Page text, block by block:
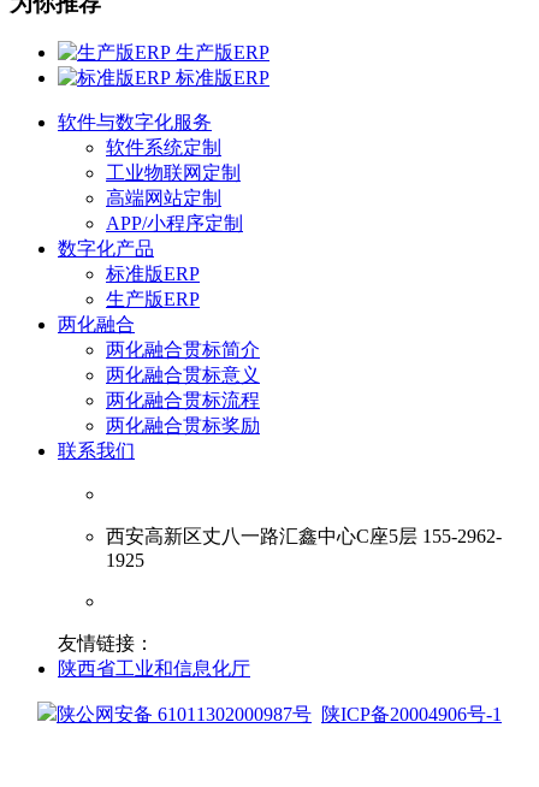
生产版ERP
标准版ERP
软件与数字化服务
软件系统定制
工业物联网定制
高端网站定制
APP/小程序定制
数字化产品
标准版ERP
生产版ERP
两化融合
两化融合贯标简介
两化融合贯标意义
两化融合贯标流程
两化融合贯标奖励
联系我们
西安高新区丈八一路汇鑫中心C座5层 155-2962-
1925
友情链接：
陕西省工业和信息化厅
陕公网安备 61011302000987号 陕ICP备20004906号-1